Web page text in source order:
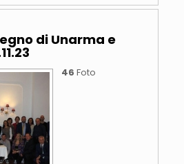
di Unarma e
46 Foto